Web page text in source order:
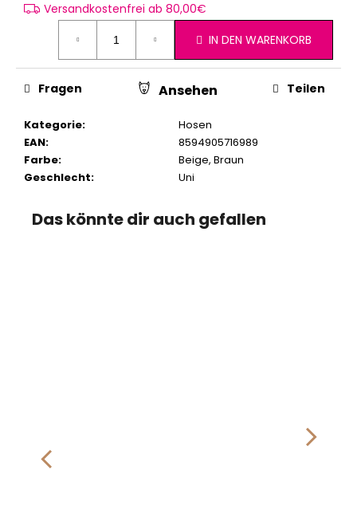
Versandkostenfrei ab 80,00€
IN DEN WARENKORB
Kategorie:
Hosen
EAN:
8594905716989
Farbe: Beige, Braun
Geschlecht: Uni
Fragen Ansehen Teilen
Das könnte dir auch gefallen